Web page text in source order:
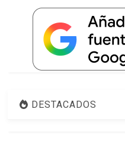
DESTACADOS